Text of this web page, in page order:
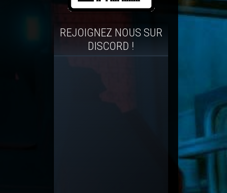
REJOIGNEZ NOUS SUR
DISCORD !